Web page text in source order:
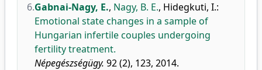
6.Gabnai-Nagy, E., Nagy, B. E., Hidegkuti, I.:
Emotional state changes in a sample of
Hungarian infertile couples undergoing
fertility treatment.
Népegészségügy. 92 (2), 123, 2014.